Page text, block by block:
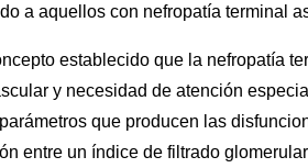
a aquellos con nefropatía terminal
establecido que la nefropatía
y necesidad de atención
que producen las
entre un índice de filtrado